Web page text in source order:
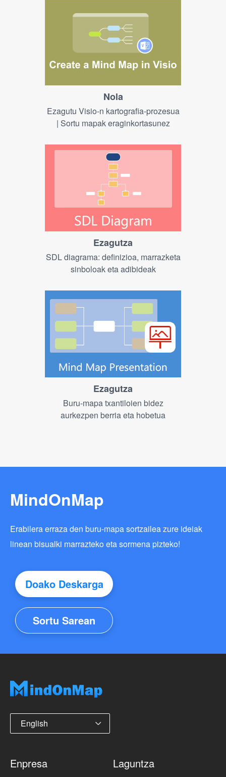
Nola
Ezagutu Visio-n kartografia-prozesua
| Sortu mapak eraginkortasunez
Ezagutza
SDL diagrama: definizioa, marrazketa
sinboloak eta adibideak
Ezagutza
Buru-mapa txantiloien bidez
aurkezpen berria eta hobetua
MindOnMap
Erabilera erraza den buru-mapa sortzailea zure ideiak
linean bisualki marrazteko eta sormena pizteko!
Doako Deskarga
Sortu Sarean
English
Enpresa Laguntza